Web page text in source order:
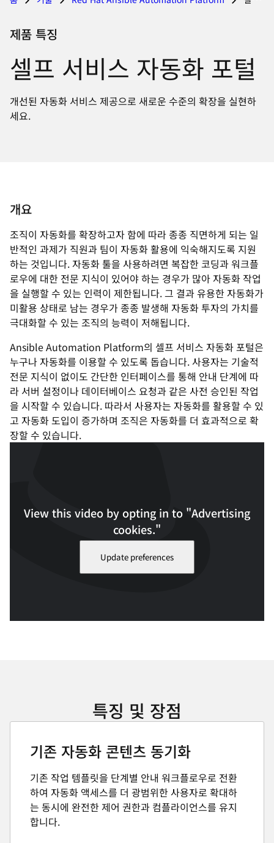
제품 특징
셀프 서비스 자동화 포털
개선된 자동화 서비스 제공으로 새로운 수준의 확장을 실현하
세요.
개요
조직이 자동화를 확장하고자 함에 따라 종종 직면하게 되는 일
반적인 과제가 직원과 팀이 자동화 활용에 익숙해지도록 지원
하는 것입니다. 자동화 툴을 사용하려면 복잡한 코딩과 워크플
로우에 대한 전문 지식이 있어야 하는 경우가 많아 자동화 작업
을 실행할 수 있는 인력이 제한됩니다. 그 결과 유용한 자동화가
미활용 상태로 남는 경우가 종종 발생해 자동화 투자의 가치를
극대화할 수 있는 조직의 능력이 저해됩니다.
Ansible Automation Platform의 셀프 서비스 자동화 포털은
누구나 자동화를 이용할 수 있도록 돕습니다. 사용자는 기술적
전문 지식이 없이도 간단한 인터페이스를 통해 안내 단계에 따
라 서버 설정이나 데이터베이스 요청과 같은 사전 승인된 작업
을 시작할 수 있습니다. 따라서 사용자는 자동화를 활용할 수 있
고 자동화 도입이 증가하며 조직은 자동화를 더 효과적으로 확
장할 수 있습니다.
View this video by opting in to "Advertising
cookies."
Update preferences
특징 및 장점
기존 자동화 콘텐츠 동기화
기존 작업 템플릿을 단계별 안내 워크플로우로 전환
하여 자동화 액세스를 더 광범위한 사용자로 확대하
는 동시에 완전한 제어 권한과 컴플라이언스를 유지
합니다.